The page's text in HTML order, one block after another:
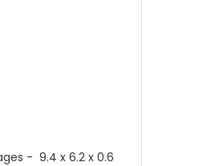
- 9.4 x 6.2 x 0.6